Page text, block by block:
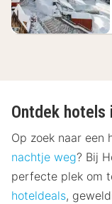
Ontdek hotels
Op zoek naar een
nachtje weg? Bij
perfecte plek om
hoteldeals,